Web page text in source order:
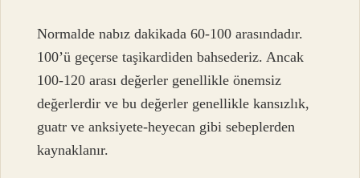
Normalde nabız dakikada 60-100 arasındadır.
100’ü geçerse taşikardiden bahsederiz. Ancak
100-120 arası değerler genellikle önemsiz
değerlerdir ve bu değerler genellikle kansızlık,
guatr ve anksiyete-heyecan gibi sebeplerden
kaynaklanır.